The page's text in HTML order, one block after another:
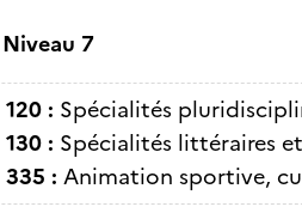
Niveau 7
120 : Spécialités
130 : Spécialités littéraires
335 : Animation sportive,